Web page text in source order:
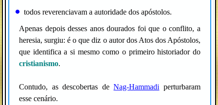
todos reverenciavam a autoridade dos apóstolos.
Apenas depois desses anos dourados foi que o conflito, a
heresia, surgiu: é o que diz o autor dos Atos dos Apóstolos,
que identifica a si mesmo como o primeiro historiador do
cristianismo.
Contudo, as descobertas deNag-Hammadi perturbaram
esse cenário.